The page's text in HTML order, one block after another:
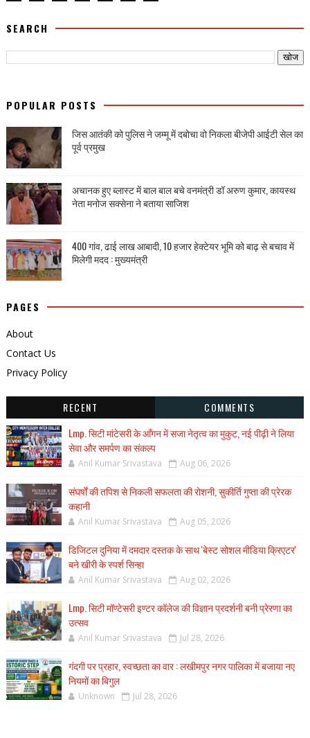
SEARCH
POPULAR POSTS
जिस आतंकी को पुलिस ने जम्मू में दबोचा वो निकला बीजेपी आईटी सेल का
पूर्व प्रमुख
अचानक हुए ब्लास्ट में बाल बाल बचे वनमंत्री डॉ अरुण कुमार, कायस्थ
नेता मनोज सक्सेना ने बताया साजिश
400 गांव, ढाई लाख आबादी, 10 हजार हेक्टेयर भूमि को बाढ़ से बचाव में
मिलेगी मदद : मुख्यमंत्री
PAGES
About
Contact Us
Privacy Policy
RECENT
COMMENTS
Lmp. सिटी मांटेसरी के आँगन में सजा नेतृत्व का मुकुट, नई पीढ़ी ने लिया
सेवा और समर्पण का संकल्प
Anil Kumar Srivastava Aug 06, 2026
संघर्षों की तपिश से निकली सफलता की रोशनी, सुकीर्ति गुप्ता की प्रेरक
कहानी
Anil Kumar Srivastava Aug 05, 2026
डिजिटल दुनिया में दमदार दस्तक के साथ 'बेस्ट सोशल मीडिया क्रिएटर'
बने खीरी के स्पर्श सिन्हा
Anil Kumar Srivastava Aug 02, 2026
Lmp. सिटी मॉण्टेसरी इण्टर कॉलेज की विज्ञान प्रदर्शनी बनी प्रेरणा का
उत्सव
Anil Kumar Srivastava Jul 28, 2026
गंदगी पर प्रहार, स्वच्छता का वार : लखीमपुर नगर पालिका में बजाया नए
नियमों का बिगुल
Unknown Jul 28, 2026